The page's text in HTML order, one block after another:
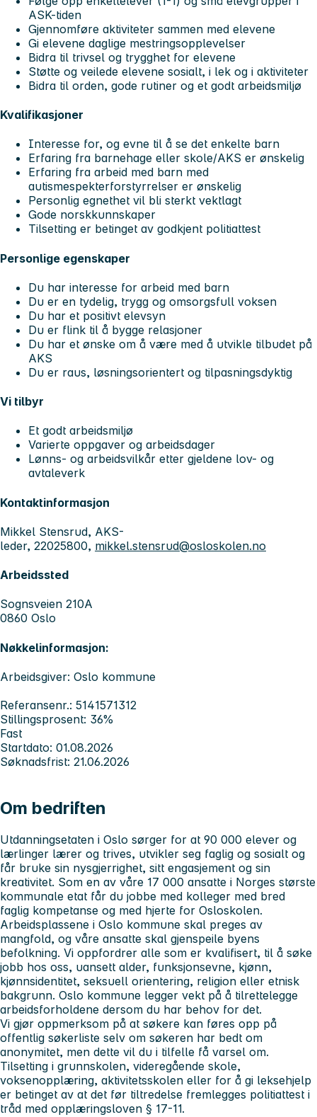
ASK-tiden
Gjennomføre aktiviteter sammen med elevene
Gi elevene daglige mestringsopplevelser
Bidra til trivsel og trygghet for elevene
Støtte og veilede elevene sosialt, i lek og i aktiviteter
Bidra til orden, gode rutiner og et godt arbeidsmiljø
Kvalifikasjoner
Interesse for, og evne til å se det enkelte barn
Erfaring fra barnehage eller skole/AKS er ønskelig
Erfaring fra arbeid med barn med
autismespekterforstyrrelser er ønskelig
Personlig egnethet vil bli sterkt vektlagt
Gode norskkunnskaper
Tilsetting er betinget av godkjent politiattest
Personlige egenskaper
Du har interesse for arbeid med barn
Du er en tydelig, trygg og omsorgsfull voksen
Du har et positivt elevsyn
Du er flink til å bygge relasjoner
Du har et ønske om å være med å utvikle tilbudet på
AKS
Du er raus, løsningsorientert og tilpasningsdyktig
Vi tilbyr
Et godt arbeidsmiljø
Varierte oppgaver og arbeidsdager
Lønns- og arbeidsvilkår etter gjeldene lov- og
avtaleverk
Kontaktinformasjon
Mikkel Stensrud, AKS-
leder, 22025800, mikkel.stensrud@osloskolen.no
Arbeidssted
Sognsveien 210A
0860 Oslo
Nøkkelinformasjon:
Arbeidsgiver: Oslo kommune
Referansenr.: 5141571312
Stillingsprosent: 36%
Fast
Startdato: 01.08.2026
Søknadsfrist: 21.06.2026
Om bedriften
Utdanningsetaten i Oslo sørger for at 90 000 elever og
lærlinger lærer og trives, utvikler seg faglig og sosialt og
får bruke sin nysgjerrighet, sitt engasjement og sin
kreativitet. Som en av våre 17 000 ansatte i Norges største
kommunale etat får du jobbe med kolleger med bred
faglig kompetanse og med hjerte for Osloskolen.
Arbeidsplassene i Oslo kommune skal preges av
mangfold, og våre ansatte skal gjenspeile byens
befolkning. Vi oppfordrer alle som er kvalifisert, til å søke
jobb hos oss, uansett alder, funksjonsevne, kjønn,
kjønnsidentitet, seksuell orientering, religion eller etnisk
bakgrunn. Oslo kommune legger vekt på å tilrettelegge
arbeidsforholdene dersom du har behov for det.
Vi gjør oppmerksom på at søkere kan føres opp på
offentlig søkerliste selv om søkeren har bedt om
anonymitet, men dette vil du i tilfelle få varsel om.
Tilsetting i grunnskolen, videregående skole,
voksenopplæring, aktivitetsskolen eller for å gi leksehjelp
er betinget av at det før tiltredelse fremlegges politiattest i
tråd med opplæringsloven § 17-11.